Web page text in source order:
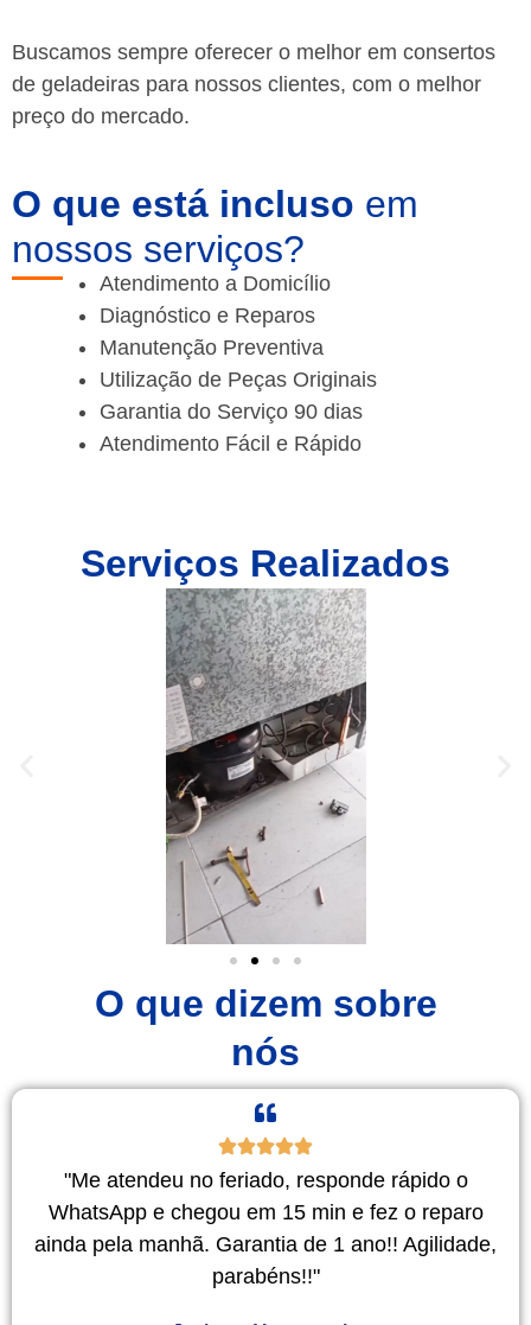
Buscamos sempre oferecer o melhor em consertos
de geladeiras para nossos clientes, com o melhor
preço do mercado.
O que está incluso em
nossos serviços?
Atendimento a Domicílio
Diagnóstico e Reparos
Manutenção Preventiva
Utilização de Peças Originais
Garantia do Serviço 90 dias
Atendimento Fácil e Rápido
Serviços Realizados
O que dizem sobre
nós
"Me atendeu no feriado, responde rápido o
WhatsApp e chegou em 15 min e fez o reparo
ainda pela manhã. Garantia de 1 ano!! Agilidade,
parabéns!!"